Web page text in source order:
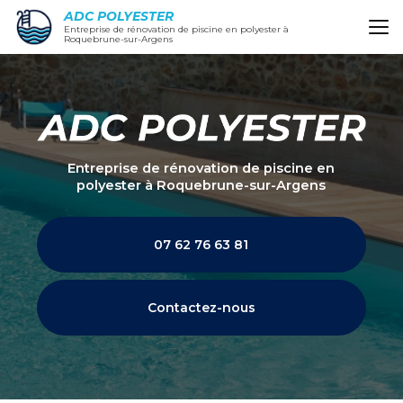
Aller
contenu
principal
ADC POLYESTER
Entreprise de rénovation de piscine en polyester à
Roquebrune-sur-Argens
Entreprise de rénovation de piscine en
polyesterà Roquebrune-sur-Argens
07 62 76 63 81
Contactez-nous